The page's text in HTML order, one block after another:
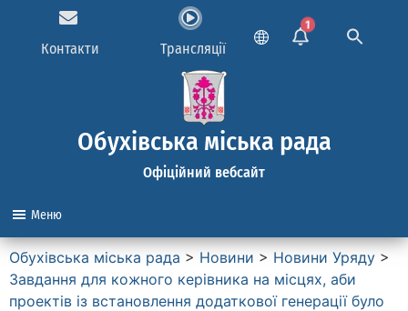
Контакти Трансляції
1
Обухівська міська рада
Офіційний вебсайт
Меню
Обухівська міська рада > Новини > Новини Уряду >
Завдання для кожного керівника на місцях, аби
проектів із встановлення додаткової генерації було